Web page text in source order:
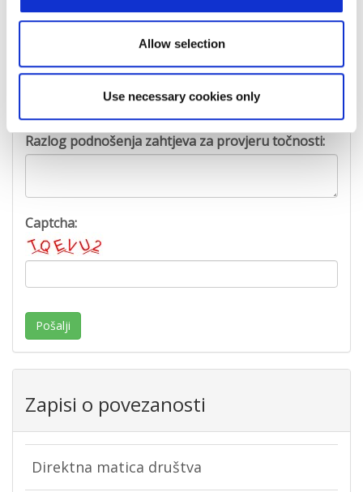
Allow selection
Use necessary cookies only
E-mail adresa:
Telefon:
Razlog podnošenja zahtjeva za provjeru točnosti:
Captcha:
Pošalji
Zapisi o povezanosti
Direktna matica društva